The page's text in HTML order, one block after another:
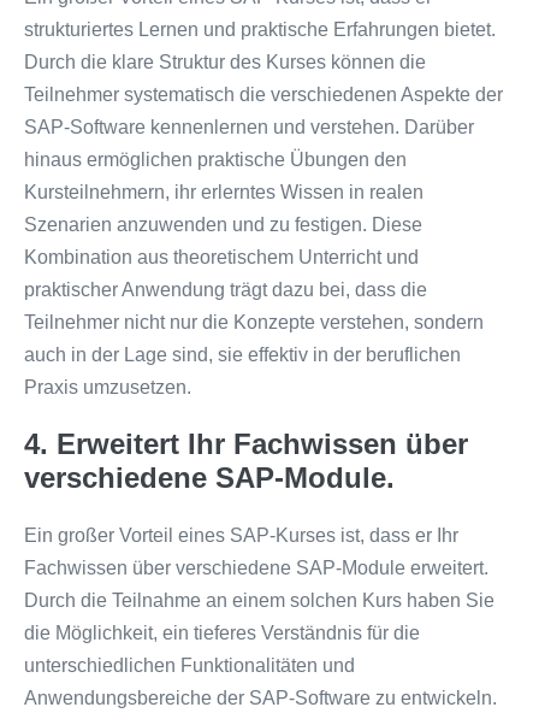
strukturiertes Lernen und praktische Erfahrungen bietet.
Durch die klare Struktur des Kurses können die
Teilnehmer systematisch die verschiedenen Aspekte der
SAP-Software kennenlernen und verstehen. Darüber
hinaus ermöglichen praktische Übungen den
Kursteilnehmern, ihr erlerntes Wissen in realen
Szenarien anzuwenden und zu festigen. Diese
Kombination aus theoretischem Unterricht und
praktischer Anwendung trägt dazu bei, dass die
Teilnehmer nicht nur die Konzepte verstehen, sondern
auch in der Lage sind, sie effektiv in der beruflichen
Praxis umzusetzen.
4. Erweitert Ihr Fachwissen über
verschiedene SAP-Module.
Ein großer Vorteil eines SAP-Kurses ist, dass er Ihr
Fachwissen über verschiedene SAP-Module erweitert.
Durch die Teilnahme an einem solchen Kurs haben Sie
die Möglichkeit, ein tieferes Verständnis für die
unterschiedlichen Funktionalitäten und
Anwendungsbereiche der SAP-Software zu entwickeln.